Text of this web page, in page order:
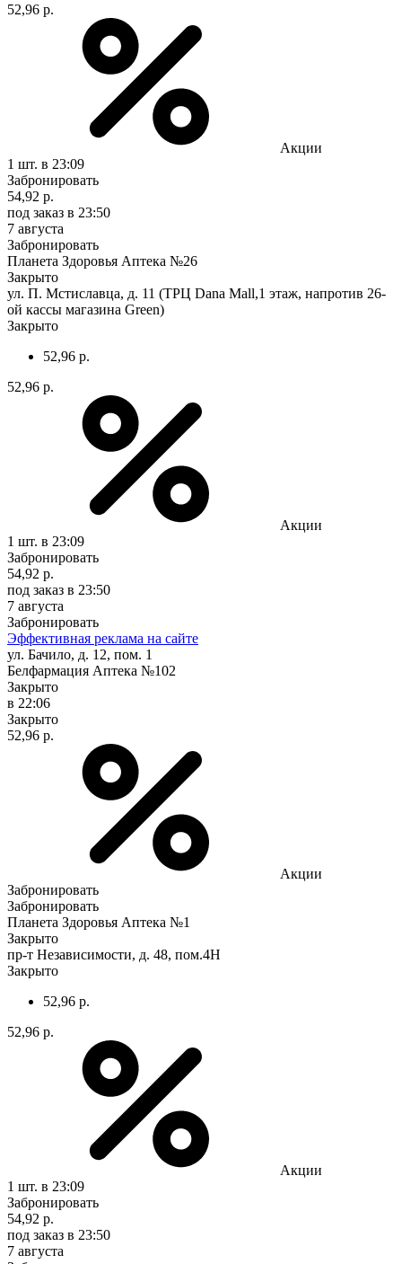
52,96 р.
Акции
1 шт. в 23:09
Забронировать
54,92 р.
под заказ в 23:50
7 августа
Забронировать
Планета Здоровья Аптека №26
Закрыто
ул. П. Мстиславца, д. 11 (ТРЦ Dana Mall,1 этаж, напротив 26-
ой кассы магазина Green)
Закрыто
52,96 р.
52,96 р.
Акции
1 шт. в 23:09
Забронировать
54,92 р.
под заказ в 23:50
7 августа
Забронировать
Эффективная реклама на сайте
ул. Бачило, д. 12, пом. 1
Белфармация Аптека №102
Закрыто
в 22:06
Закрыто
52,96 р.
Акции
Забронировать
Забронировать
Планета Здоровья Аптека №1
Закрыто
пр-т Независимости, д. 48, пом.4Н
Закрыто
52,96 р.
52,96 р.
Акции
1 шт. в 23:09
Забронировать
54,92 р.
под заказ в 23:50
7 августа